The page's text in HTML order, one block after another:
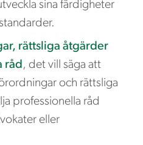
sina färdigheter
rättsliga åtgärder
råd , det vill säga att
och rättsliga
professionella råd
eller